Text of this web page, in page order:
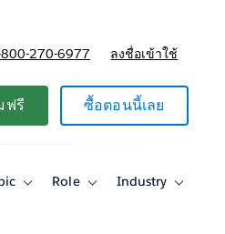
270-6977 ลงชื่อเข้าใช้
ฟรี ซื้อตอนนี้เลย
ToggleRole
ToggleIndustry
Toggle